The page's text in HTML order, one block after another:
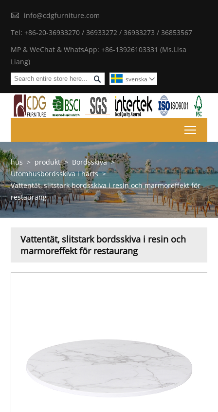

info@cdgfurniture.com
Tel: +86-20-36933270 / 36933272 / 36933273 / 36853567
MP & WeChat & WhatsApp: +86-13926103331 (Ms.Lisa
Liang)
 svenska 
hus > produkt > Bordsskiva >
Utomhusbordsskiva i harts >
Vattentät, slitstark bordsskiva i resin och marmoreffekt för
restaurang
Vattentät, slitstark bordsskiva i resin och
marmoreffekt för restaurang